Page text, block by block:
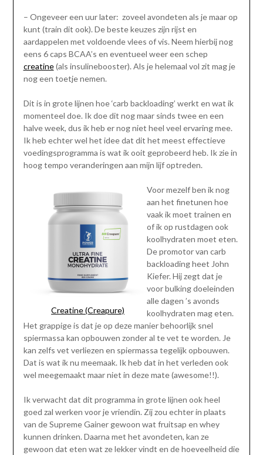
– Ongeveer een uur later: zoveel avondeten als je maar op
kunt (train dit ook). De beste keuzes zijn rijst en
aardappelen met voldoende vlees of vis. Neem hierbij nog
eens 6 caps BCAA’s en eventueel weer een schep
creatine(als insulinebooster). Als je helemaal vol zit mag je
nog een toetje nemen.
Dit is in grote lijnen hoe ‘carb backloading’ werkt en wat ik
momenteel doe. Ik doe dit nog maar sinds twee en een
halve week, dus ik heb er nog niet heel veel ervaring mee.
Ik heb echter wel het idee dat dit het meest effectieve
voedingsprogramma is wat ik ooit geprobeerd heb. Ik zie in
hoog tempo veranderingen aan mijn lijf optreden.
Creatine (Creapure)
Voor mezelf ben ik nog
aan het finetunen hoe
vaak ik moet trainen en
of ik op rustdagen ook
koolhydraten moet eten.
De promotor van carb
backloading heet John
Kiefer. Hij zegt dat je
voor bulking doeleinden
alle dagen ’s avonds
koolhydraten mag eten.
Het grappige is dat je op deze manier behoorlijk snel
spiermassa kan opbouwen zonder al te vet te worden. Je
kan zelfs vet verliezen en spiermassa tegelijk opbouwen.
Dat is wat ik nu meemaak. Ik heb dat in het verleden ook
wel meegemaakt maar niet in deze mate (awesome!!).
Ik verwacht dat dit programma in grote lijnen ook heel
goed zal werken voor je vriendin. Zij zou echter in plaats
van de Supreme Gainer gewoon wat fruitsap en whey
kunnen drinken. Daarna met het avondeten, kan ze
gewoon dat eten wat ze lekker vindt en de hoeveelheid die